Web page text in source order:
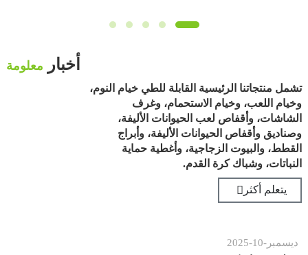
أخبار معلومة
تشمل منتجاتنا الرئيسية القابلة للطي خيام النوم،
وخيام اللعب، وخيام الاستحمام، وغرف
الشاشات، وأقفاص لعب الحيوانات الأليفة،
وصناديق وأقفاص الحيوانات الأليفة، وأبراج
القطط، والبيوت الزجاجية، وأغطية حماية
النباتات، وشباك كرة القدم.
يتعلم أكثر
-
10
-
2025